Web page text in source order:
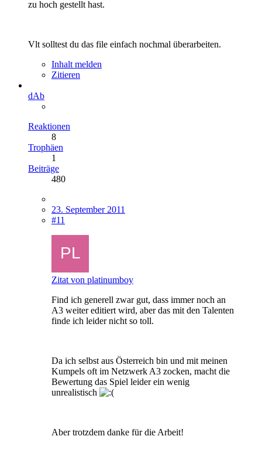
zu hoch gestellt hast.
Vlt solltest du das file einfach nochmal überarbeiten.
Inhalt melden
Zitieren
dAb
Reaktionen
8
Trophäen
1
Beiträge
480
23. September 2011
#11
Zitat von platinumboy
Find ich generell zwar gut, dass immer noch an
A3 weiter editiert wird, aber das mit den Talenten
finde ich leider nicht so toll.
Da ich selbst aus Österreich bin und mit meinen
Kumpels oft im Netzwerk A3 zocken, macht die
Bewertung das Spiel leider ein wenig
unrealistisch
Aber trotzdem danke für die Arbeit!